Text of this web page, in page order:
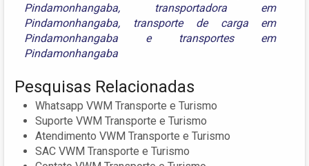
Pindamonhangaba,
transportadora em
Pindamonhangaba,
transporte de carga em
Pindamonhangaba e
transportes em
Pindamonhangaba
Pesquisas Relacionadas
Whatsapp VWM Transporte e Turismo
Suporte VWM Transporte e Turismo
Atendimento VWM Transporte e Turismo
SAC VWM Transporte e Turismo